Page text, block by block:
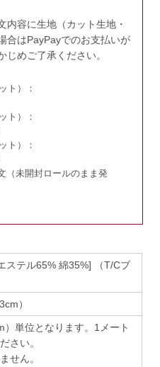
内容に生地（カット生地・
合はPayPayでのお支払いが
じめご了承ください。
ト）：
ト）：
ト）：
（未開封ロールのまま発
ステル65% 綿35%] （T/Cブ
）
）単位となります。1メート
さい。
せん。